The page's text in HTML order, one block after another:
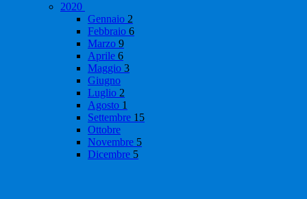
2020
Gennaio 2
Febbraio 6
Marzo 9
Aprile 6
Maggio 3
Giugno
Luglio 2
Agosto 1
Settembre 15
Ottobre
Novembre 5
Dicembre 5